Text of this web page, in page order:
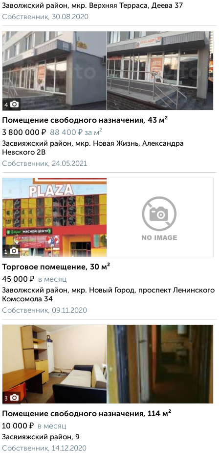
Заволжский район, мкр. Верхняя Терраса, Деева 37
Собственник, 30.08.2020
4
Помещение свободного назначения, 43 м²
3 800 000 ₽ 88 400 ₽ за м²
Засвияжский район, мкр. Новая Жизнь, Александра
Невского 2В
Собственник, 24.05.2021
1
Торговое помещение, 30 м²
45 000 ₽ в месяц
Заволжский район, мкр. Новый Город, проспект Ленинского
Комсомола 34
Собственник, 09.11.2020
3
Помещение свободного назначения, 114 м²
10 000 ₽ в месяц
Засвияжский район, 9
Собственник, 14.12.2020